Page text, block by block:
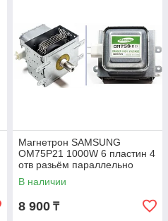
Магнетрон SAMSUNG
OM75P21 1000W 6 пластин 4
отв разьём параллельно
В наличии
8 900 ₸